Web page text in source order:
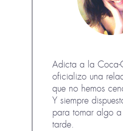
Adicta a la
oficializo una
que no hemos
Y siempre
para tomar algo
tarde.